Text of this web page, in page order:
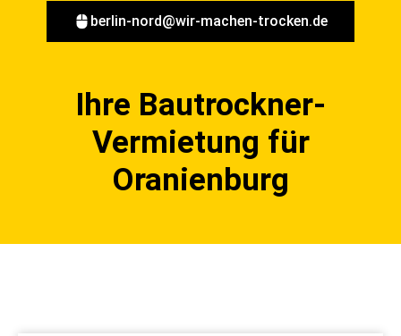
berlin-nord@wir-machen-trocken.de
Ihre Bautrockner-
Vermietung für
Oranienburg